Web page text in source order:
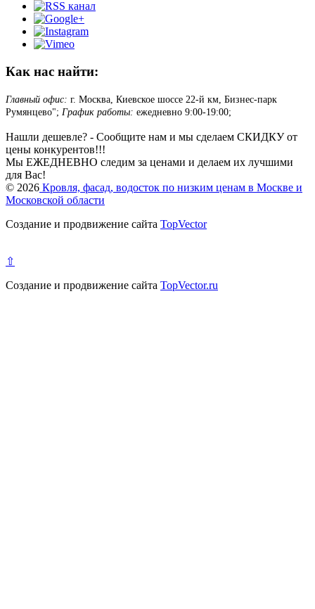
Как нас найти:
Главный офис: г. Москва, Киевское шоссе 22-й км, Бизнес-парк
Румянцево"; График работы: ежедневно 9:00-19:00;
Нашли дешевле? - Сообщите нам и мы сделаем СКИДКУ от
цены конкурентов!!!
Мы ЕЖЕДНЕВНО следим за ценами и делаем их лучшими
для Вас!
© 2026 Кровля, фасад, водосток по низким ценам в Москве и
Московской области
Создание и продвижение сайта TopVector
⇧
Создание и продвижение сайта TopVector.ru